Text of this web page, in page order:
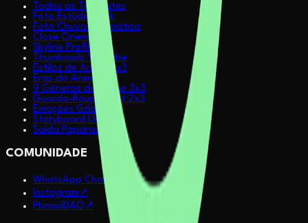
Todos os Templates
Foto Estúdio Dark
Foto Chuva Cinemática
Close Cinemático
Skyline Profile
Thumbnails YouTube
Estilos de Anime 2x3
Eras do Anime 2x3
9 Gêneros do Anime 3x3
Guarda-Roupa Grid 2x3
Emoções Grid 2x2
Storyboard Urbano
Saída Paparazzi
COMUNIDADE
WhatsApp Channel
Instagram ↗
PbrasilDAO ↗